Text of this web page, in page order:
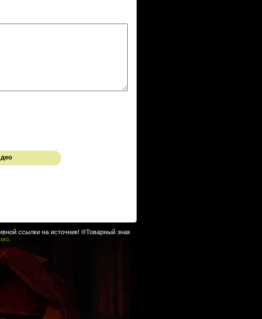
ссылки на источник! ®Товарный знак